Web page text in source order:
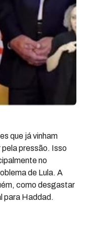
que já vinham
pela pressão. Isso
no
de Lula. A
como desgastar
para Haddad.